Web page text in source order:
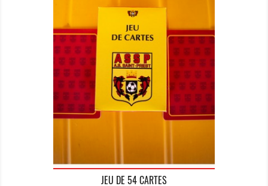
JEU DE 54 CARTES